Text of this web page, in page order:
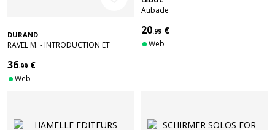
DURAND
RAVEL M. - INTRODUCTION ET
ACCOMPAGNEMENT
36.99 €
Web
Aubade
20.99 €
Web